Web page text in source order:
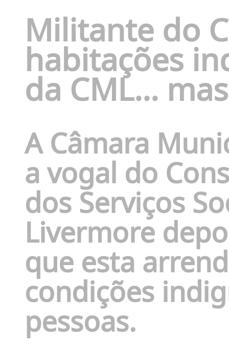
Militante do
habitações
da CML…
A Câmara
a vogal do
dos Serviços
Livermore
que esta
condições
pessoas.